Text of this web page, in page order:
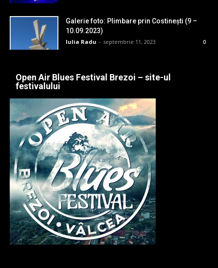
Galerie foto: Plimbare prin Costinești (9 –
10.09.2023)
Iulia Radu - septembrie 11, 2023 0
Open Air Blues Festival Brezoi – site-ul
festivalului